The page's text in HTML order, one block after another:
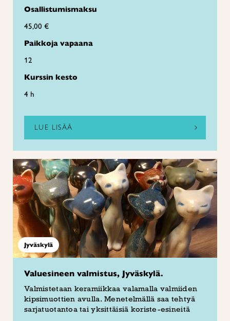
Osallistumismaksu
45,00 €
Paikkoja vapaana
12
Kurssin kesto
4 h
LUE LISÄÄ
Jyväskylä
Valuesineen valmistus, Jyväskylä.
Valmistetaan keramiikkaa valamalla valmiiden
kipsimuottien avulla. Menetelmällä saa tehtyä
sarjatuotantoa tai yksittäisiä koriste-esineitä